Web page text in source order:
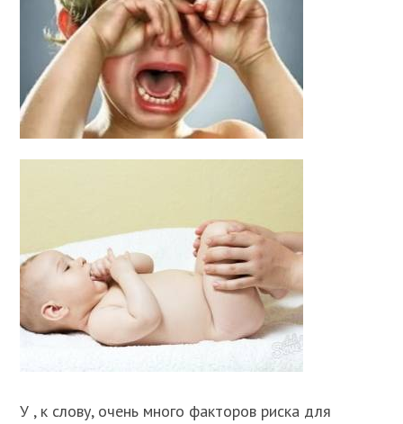
У , к слову, очень много факторов риска для